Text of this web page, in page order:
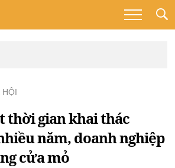
HỘI
thời gian khai thác
năm, doanh nghiệp
cửa mỏ